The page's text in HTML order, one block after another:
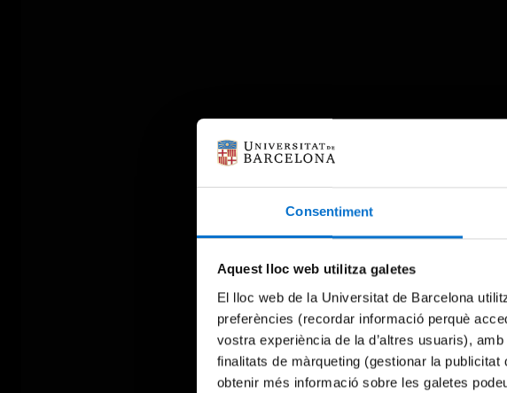
Consentiment
Aquest lloc web utilitza galetes
El lloc web de la Universitat de Barcelona
preferències (recordar informació perquè
vostra experiència de la d’altres usuaris),
finalitats de màrqueting (gestionar la
obtenir més informació sobre les galetes
An